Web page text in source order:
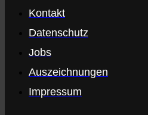
Kontakt
Datenschutz
Jobs
Auszeichnungen
Impressum